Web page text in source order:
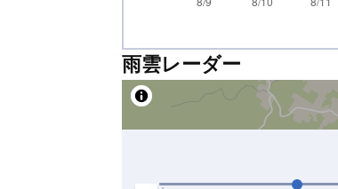
雨雲レーダー